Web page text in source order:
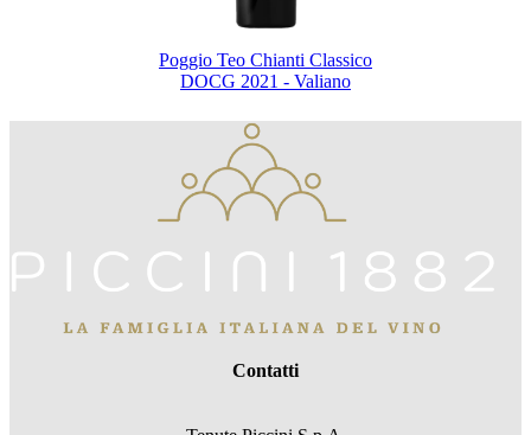
Poggio Teo Chianti Classico
DOCG 2021 - Valiano
Contatti